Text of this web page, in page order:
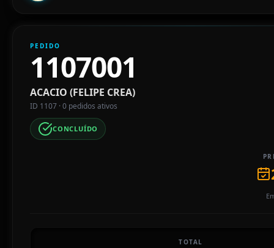
PEDIDO
1107001
ACACIO (FELIPE CREA)
ID 1107 · 0 pedidos ativos
CONCLUÍDO
TOTAL